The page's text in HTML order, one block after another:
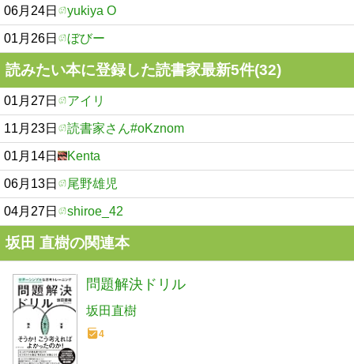
06月24日 yukiya O
01月26日 ぼびー
読みたい本に登録した読書家最新5件(32)
01月27日 アイリ
11月23日 読書家さん#oKznom
01月14日 Kenta
06月13日 尾野雄児
04月27日 shiroe_42
坂田 直樹の関連本
問題解決ドリル
坂田直樹
4